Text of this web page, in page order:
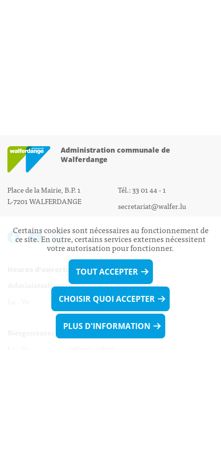
Administration communale de
Walferdange
Place de la Mairie, B.P. 1
L-7201 WALFERDANGE
Tél.: 33 01 44 - 1
secretariat@walfer.lu
Heures d’ouverture:
Administration communale de Walferdange
Lu - Ve 08h00 - 11h30
13h30 - 16h00
Certains cookies sont nécessaires au fonctionnement de
ce site. En outre, certains services externes nécessitent
votre autorisation pour fonctionner.
TOUT ACCEPTER
CHOISIR QUOI ACCEPTER
PLUS D'INFORMATION